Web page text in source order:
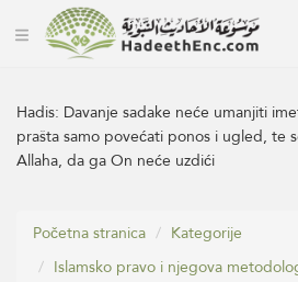
Hadis: Davanje sadake neće umanjiti
prašta samo povećati ponos i ugled, te
Allaha, da ga On neće uzdići
Početna stranica
Kategorije
Islamsko pravo i njegova